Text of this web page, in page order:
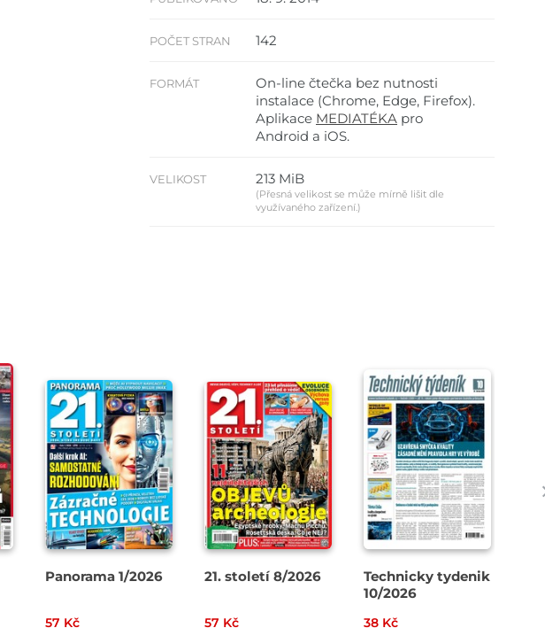
POČET STRAN 142
FORMÁT
On-line čtečka bez nutnosti
instalace (Chrome, Edge, Firefox).
Aplikace MEDIATÉKA pro
Android a iOS.
VELIKOST 213 MiB
(Přesná velikost se může mírně lišit dle
využívaného zařízení.)
Panorama 1/2026
57 Kč
21. století 8/2026
57 Kč
Technicky tydenik
10/2026
38 Kč